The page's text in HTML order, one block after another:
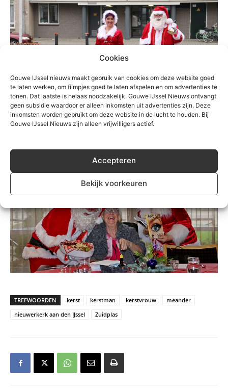
Cookies
Gouwe IJssel nieuws maakt gebruik van cookies om deze website goed
te laten werken, om filmpjes goed te laten afspelen en om advertenties te
tonen. Dat laatste is helaas noodzakelijk. Gouwe IJssel Nieuws ontvangt
geen subsidie waardoor er alleen inkomsten uit advertenties zijn. Deze
inkomsten worden gebruikt om deze website in de lucht te houden. Bij
Gouwe IJssel Nieuws zijn alleen vrijwilligers actief.
Accepteren
Bekijk voorkeuren
TREFWOORDEN kerst kerstman kerstvrouw
meander
nieuwerkerk aan den IJssel
Zuidplas